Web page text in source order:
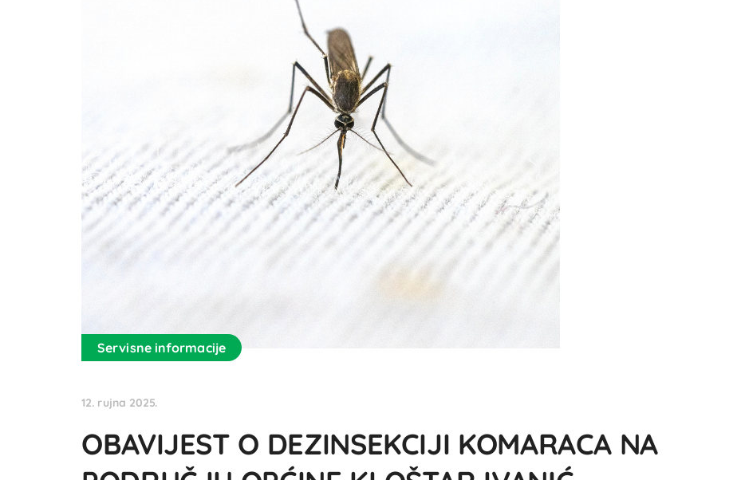
Servisne informacije
12. rujna 2025.
OBAVIJEST O DEZINSEKCIJI KOMARACA NA